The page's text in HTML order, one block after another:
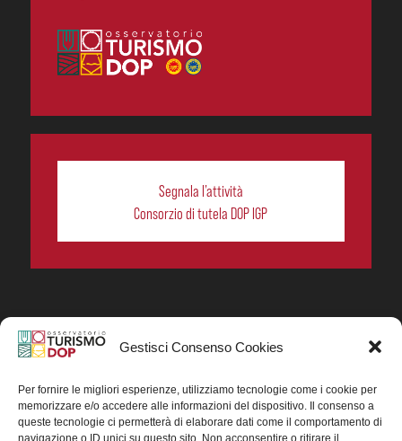
Gestisci Consenso Cookies
Per fornire le migliori esperienze, utilizziamo tecnologie come i cookie per
memorizzare e/o accedere alle informazioni del dispositivo. Il consenso a
queste tecnologie ci permetterà di elaborare dati come il comportamento di
navigazione o ID unici su questo sito. Non acconsentire o ritirare il
Segnala l’attività
Consorzio di tutela DOP IGP
In collaborazione ORIGIN ITALIA.
del turismo enogastronomico dei prodotti DOP IGP
italiani.
Concessione contributo MASAF DM n. 0311719 del
15/06/2023